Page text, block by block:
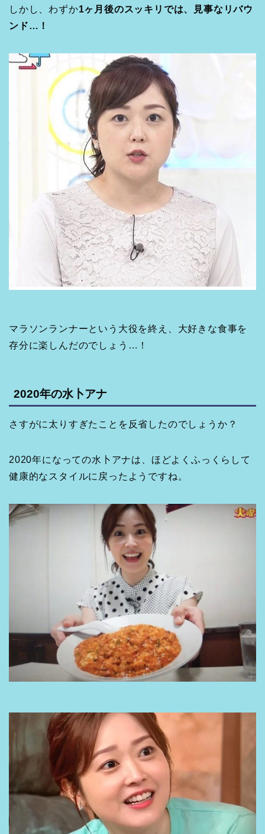
しかし、わずか1ヶ月後のスッキリでは、見事なリバウ
ンド…！
マラソンランナーという大役を終え、大好きな食事を
存分に楽しんだのでしょう…！
2020年の水卜アナ
さすがに太りすぎたことを反省したのでしょうか？
2020年になっての水卜アナは、ほどよくふっくらして
健康的なスタイルに戻ったようですね。